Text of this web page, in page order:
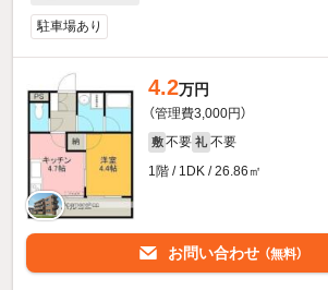
駐車場あり
4.2万円
（管理費3,000円）
敷 不要 礼 不要
1階 / 1DK / 26.86㎡
お問い合わせ （無料）